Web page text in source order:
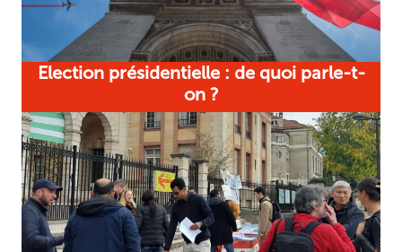
Election présidentielle : de quoi parle-t-
on ?